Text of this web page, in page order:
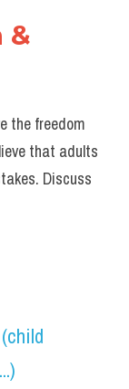
&
the freedom
that adults
Discuss